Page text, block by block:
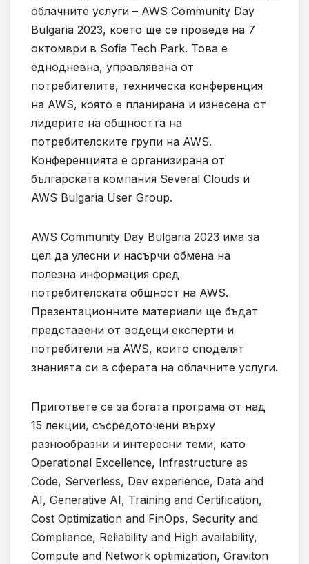
облачните услуги – AWS Community Day
Bulgaria 2023, което ще се проведе на 7
октомври в Sofia Tech Park. Това е
еднодневна, управлявана от
потребителите, техническа конференция
на AWS, която е планирана и изнесена от
лидерите на общността на
потребителските групи на AWS.
Конференцията е организирана от
българската компания Several Clouds и
AWS Bulgaria User Group.
AWS Community Day Bulgaria 2023 има за
цел да улесни и насърчи обмена на
полезна информация сред
потребителската общност на AWS.
Презентационните материали ще бъдат
представени от водещи експерти и
потребители на AWS, които споделят
знанията си в сферата на облачните услуги.
Пригответе се за богата програма от над
15 лекции, съсредоточени върху
разнообразни и интересни теми, като
Operational Excellence, Infrastructure as
Code, Serverless, Dev experience, Data and
AI, Generative AI, Training and Certification,
Cost Optimization and FinOps, Security and
Compliance, Reliability and High availability,
Compute and Network optimization, Graviton